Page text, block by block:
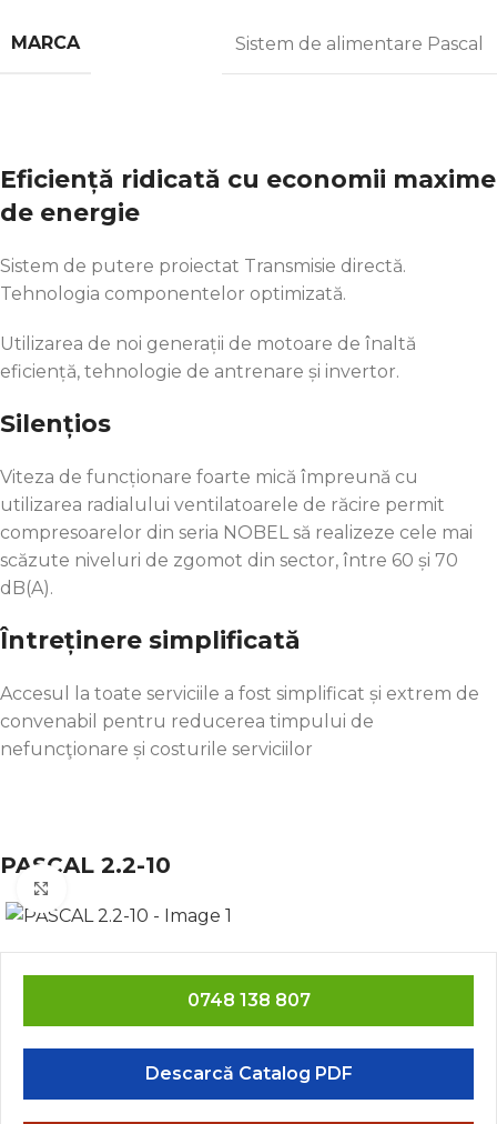
MARCA Sistem de alimentare Pascal
Eficiență ridicată cu economii maxime
de energie
Sistem de putere proiectat Transmisie directă.
Tehnologia componentelor optimizată.
Utilizarea de noi generații de motoare de înaltă
eficiență, tehnologie de antrenare și invertor.
Silențios
Viteza de funcționare foarte mică împreună cu
utilizarea radialului ventilatoarele de răcire permit
compresoarelor din seria NOBEL să realizeze cele mai
scăzute niveluri de zgomot din sector, între 60 și 70
dB(A).
Întreținere simplificată
Accesul la toate serviciile a fost simplificat și extrem de
convenabil pentru reducerea timpului de
nefuncţionare și costurile serviciilor
PASCAL 2.2-10
0748 138 807
Descarcă Catalog PDF